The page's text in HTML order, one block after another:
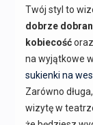
Twój styl to
dobrze
kobiecośćoraz
na wyjątkowe
sukienki na
Zarówno
wizytę w